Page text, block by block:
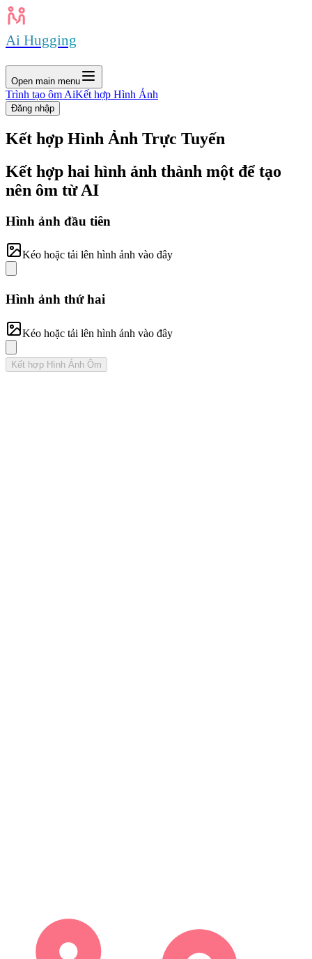
Ai Hugging
Open main menu
Trình tạo ôm AiKết hợp Hình Ảnh
Đăng nhập
Kết hợp Hình Ảnh Trực Tuyến
Kết hợp hai hình ảnh thành một để tạo
nên ôm từ AI
Hình ảnh đầu tiên
Kéo hoặc tải lên hình ảnh vào đây
Hình ảnh thứ hai
Kéo hoặc tải lên hình ảnh vào đây
Kết hợp Hình Ảnh Ôm